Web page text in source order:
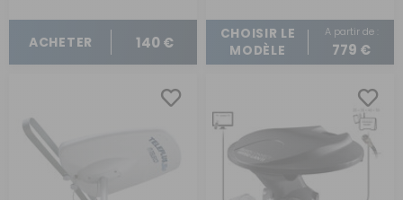
ACHETER 140 €
CHOISIR LE
MODÈLE
A partir de :
779 €